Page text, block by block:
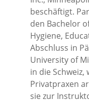
beschäftigt.
den Bachelor
Hygiene,
Abschluss in
University of
in die Schweiz,
Privatpraxen
sie zur